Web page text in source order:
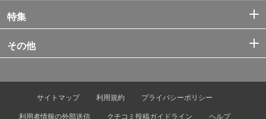
特集
その他
サイトマップ 利用規約
プライバシーポリシー
利用者情報の外部送信
クチコミ投稿ガイドライン ヘルプ